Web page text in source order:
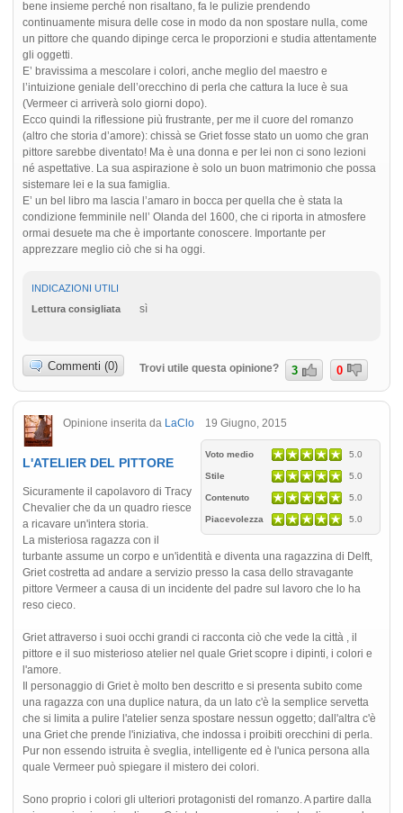
bene insieme perché non risaltano, fa le pulizie prendendo
continuamente misura delle cose in modo da non spostare nulla, come
un pittore che quando dipinge cerca le proporzioni e studia attentamente
gli oggetti.
E’ bravissima a mescolare i colori, anche meglio del maestro e
l’intuizione geniale dell’orecchino di perla che cattura la luce è sua
(Vermeer ci arriverà solo giorni dopo).
Ecco quindi la riflessione più frustrante, per me il cuore del romanzo
(altro che storia d’amore): chissà se Griet fosse stato un uomo che gran
pittore sarebbe diventato! Ma è una donna e per lei non ci sono lezioni
né aspettative. La sua aspirazione è solo un buon matrimonio che possa
sistemare lei e la sua famiglia.
E’ un bel libro ma lascia l’amaro in bocca per quella che è stata la
condizione femminile nell’ Olanda del 1600, che ci riporta in atmosfere
ormai desuete ma che è importante conoscere. Importante per
apprezzare meglio ciò che si ha oggi.
INDICAZIONI UTILI
Lettura consigliata
sì
Commenti (0) Trovi utile questa opinione? 3 0
Opinione inserita da LaClo 19 Giugno, 2015
Voto medio 5.0
Stile 5.0
Contenuto 5.0
Piacevolezza 5.0
L'ATELIER DEL PITTORE
Sicuramente il capolavoro di Tracy
Chevalier che da un quadro riesce
a ricavare un'intera storia.
La misteriosa ragazza con il
turbante assume un corpo e un'identità e diventa una ragazzina di Delft,
Griet costretta ad andare a servizio presso la casa dello stravagante
pittore Vermeer a causa di un incidente del padre sul lavoro che lo ha
reso cieco.
Griet attraverso i suoi occhi grandi ci racconta ciò che vede la città , il
pittore e il suo misterioso atelier nel quale Griet scopre i dipinti, i colori e
l'amore.
Il personaggio di Griet è molto ben descritto e si presenta subito come
una ragazza con una duplice natura, da un lato c'è la semplice servetta
che si limita a pulire l'atelier senza spostare nessun oggetto; dall'altra c'è
una Griet che prende l'iniziativa, che indossa i proibiti orecchini di perla.
Pur non essendo istruita è sveglia, intelligente ed è l'unica persona alla
quale Vermeer può spiegare il mistero dei colori.
Sono proprio i colori gli ulteriori protagonisti del romanzo. A partire dalla